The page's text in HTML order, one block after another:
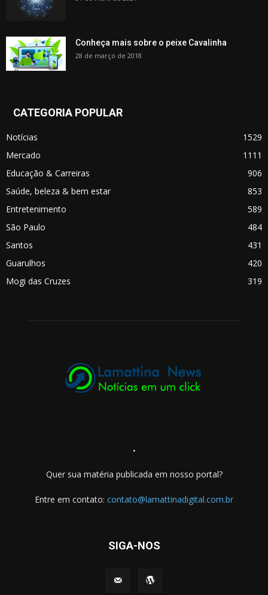
Conheça mais sobre o peixe Cavalinha
28 de março de 2018
CATEGORIA POPULAR
Notícias
1529
Mercado
1111
Educação & Carreiras
906
Saúde, beleza & bem estar
853
Entretenimento
589
São Paulo
484
Santos
431
Guarulhos
420
Mogi das Cruzes
319
.
Quer sua matéria publicada em nosso portal?
Entre em contato: contato@lamattinadigital.com.br
SIGA-NOS